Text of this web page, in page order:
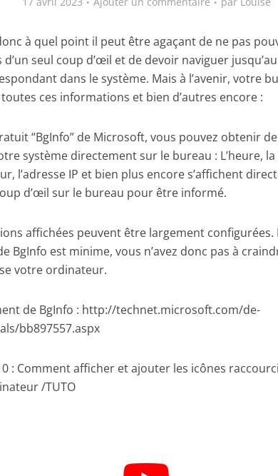
à quel point il peut être agaçant de ne pas
seul coup d’œil et de devoir naviguer
dans le système. Mais à l’avenir, votre
ces informations et bien d’autres encore :
“BgInfo” de Microsoft, vous pouvez obtenir
système directement sur le bureau : L’heure,
l’adresse IP et bien plus encore s’affichent
d’œil sur le bureau pour être informé.
affichées peuvent être largement configurées.
BgInfo est minime, vous n’avez donc pas à
votre ordinateur.
de BgInfo : http://technet.microsoft.com/de-
bb897557.aspx